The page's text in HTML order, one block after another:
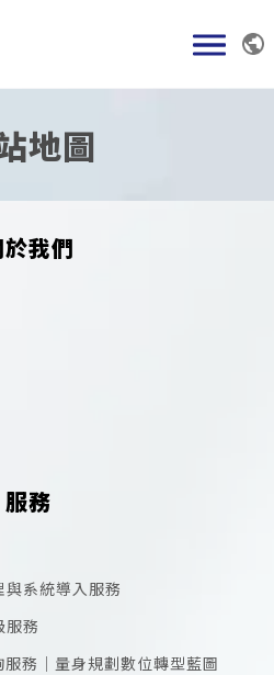
地圖
我們
服務
系統導入服務
服務
務｜量身規劃數位轉型藍圖